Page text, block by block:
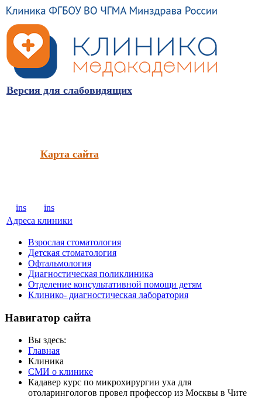
Версия для слабовидящих
Карта сайта
ins
ins
Адреса клиники
Взрослая стоматология
Детская стоматология
Офтальмология
Диагностическая поликлиника
Отделение консультативной помощи детям
Клинико- диагностическая лаборатория
Навигатор сайта
Вы здесь:
Главная
Клиника
СМИ о клинике
Кадавер курс по микрохирургии уха для
отоларингологов провел профессор из Москвы в Чите